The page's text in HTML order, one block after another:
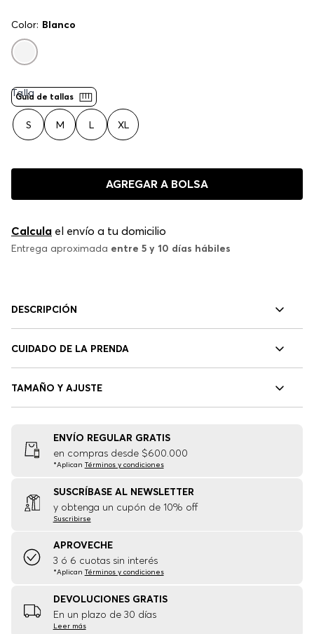
Color: Blanco
Guía de tallas
Talla
S M L XL
AGREGAR A BOLSA
Calcula el envío a tu domicilio
Entrega aproximada entre 5 y 10 días hábiles
DESCRIPCIÓN
CUIDADO DE LA PRENDA
TAMAÑO Y AJUSTE
ENVÍO REGULAR GRATIS
en compras desde $600.000
*Aplican Términos y condiciones
SUSCRÍBASE AL NEWSLETTER
y obtenga un cupón de 10% off
Suscribirse
APROVECHE
3 ó 6 cuotas sin interés
*Aplican Términos y condiciones
DEVOLUCIONES GRATIS
En un plazo de 30 días
Leer más